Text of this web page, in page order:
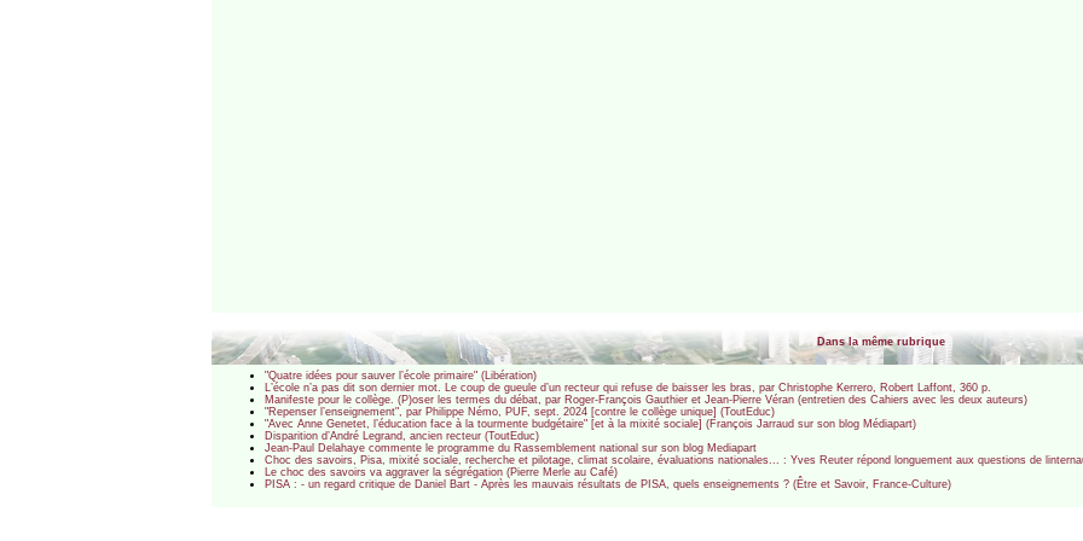
Dans la même rubrique
"Quatre idées pour sauver l’école primaire" (Libération)
L’école n’a pas dit son dernier mot. Le coup de gueule d’un recteur qui refuse de baisser les bras, par Christophe Kerrero, Robert Laffont, 360 p.
Manifeste pour le collège. (P)oser les termes du débat, par Roger-François Gauthier et Jean-Pierre Véran (entretien des Cahiers avec les deux auteurs)
"Repenser l’enseignement", par Philippe Némo, PUF, sept. 2024 [contre le collège unique] (ToutEduc)
"Avec Anne Genetet, l’éducation face à la tourmente budgétaire" [et à la mixité sociale] (François Jarraud sur son blog Médiapart)
Disparition d’André Legrand, ancien recteur (ToutEduc)
Jean-Paul Delahaye commente le programme du Rassemblement national sur son blog Mediapart
Choc des savoirs, Pisa, mixité sociale, recherche et pilotage, climat scolaire, évaluations nationales... : Yves Reuter répond longuement aux questions de
Le choc des savoirs va aggraver la ségrégation (Pierre Merle au Café)
PISA : - un regard critique de Daniel Bart - Après les mauvais résultats de PISA, quels enseignements ? (Être et Savoir, France-Culture)